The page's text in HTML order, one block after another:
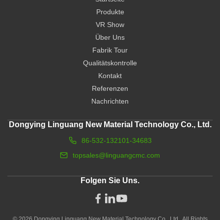
Produkte
VR Show
Über Uns
Fabrik Tour
Qualitätskontrolle
Kontakt
Referenzen
Nachrichten
Dongying Linguang New Material Technology Co., Ltd.
86-532-132101-34683
topsales@linguangcmc.com
Folgen Sie Uns.